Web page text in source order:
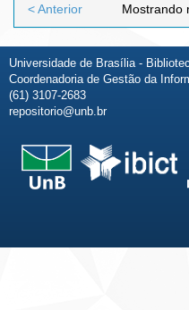
Mostrando
< Anterior
Universidade de Brasília -
Coordenadoria de Gestão da
(61) 3107-2683
repositorio@unb.br